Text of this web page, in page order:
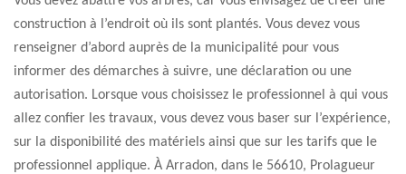
construction à l’endroit où ils sont plantés. Vous devez vous
renseigner d’abord auprès de la municipalité pour vous
informer des démarches à suivre, une déclaration ou une
autorisation. Lorsque vous choisissez le professionnel à qui vous
allez confier les travaux, vous devez vous baser sur l’expérience,
sur la disponibilité des matériels ainsi que sur les tarifs que le
professionnel applique. À Arradon, dans le 56610, Prolagueur